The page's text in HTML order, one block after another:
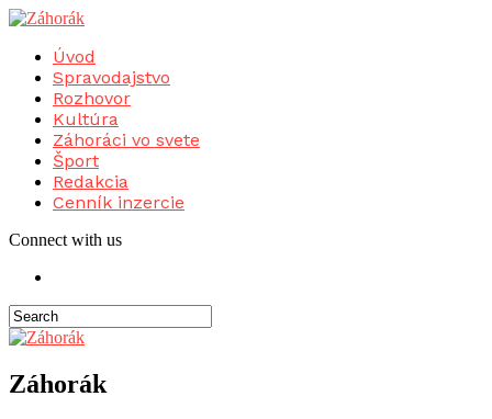
Úvod
Spravodajstvo
Rozhovor
Kultúra
Záhoráci vo svete
Šport
Redakcia
Cenník inzercie
Connect with us
Záhorák